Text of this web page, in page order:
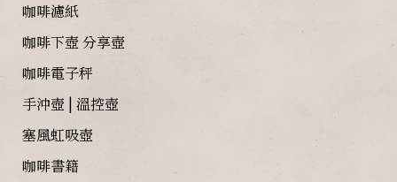
咖啡濾紙
咖啡下壺 分享壺
咖啡電子秤
手沖壺 | 溫控壺
塞風虹吸壺
咖啡書籍